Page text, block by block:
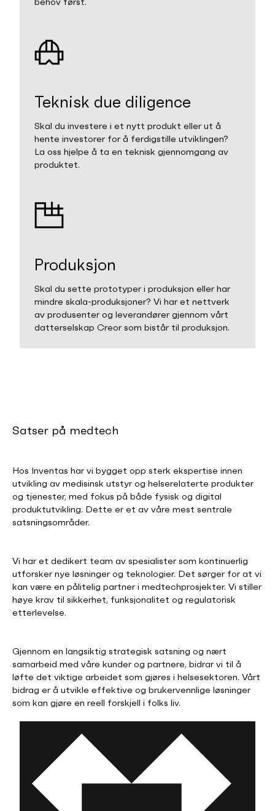
Teknisk due diligence
Skal du investere i et nytt produkt eller ut å
hente investorer for å ferdigstille utviklingen?
La oss hjelpe å ta en teknisk gjennomgang av
produktet.
Produksjon
Skal du sette prototyper i produksjon eller har
mindre skala-produksjoner? Vi har et nettverk
av produsenter og leverandører gjennom vårt
datterselskap Creor som bistår til produksjon.
Satser på medtech
Hos Inventas har vi bygget opp sterk ekspertise innen
utvikling av medisinsk utstyr og helserelaterte produkter
og tjenester, med fokus på både fysisk og digital
produktutvikling. Dette er et av våre mest sentrale
satsningsområder.
Vi har et dedikert team av spesialister som kontinuerlig
utforsker nye løsninger og teknologier. Det sørger for at vi
kan være en pålitelig partner i medtechprosjekter. Vi stiller
høye krav til sikkerhet, funksjonalitet og regulatorisk
etterlevelse.
Gjennom en langsiktig strategisk satsning og nært
samarbeid med våre kunder og partnere, bidrar vi til å
løfte det viktige arbeidet som gjøres i helsesektoren. Vårt
bidrag er å utvikle effektive og brukervennlige løsninger
som kan gjøre en reell forskjell i folks liv.